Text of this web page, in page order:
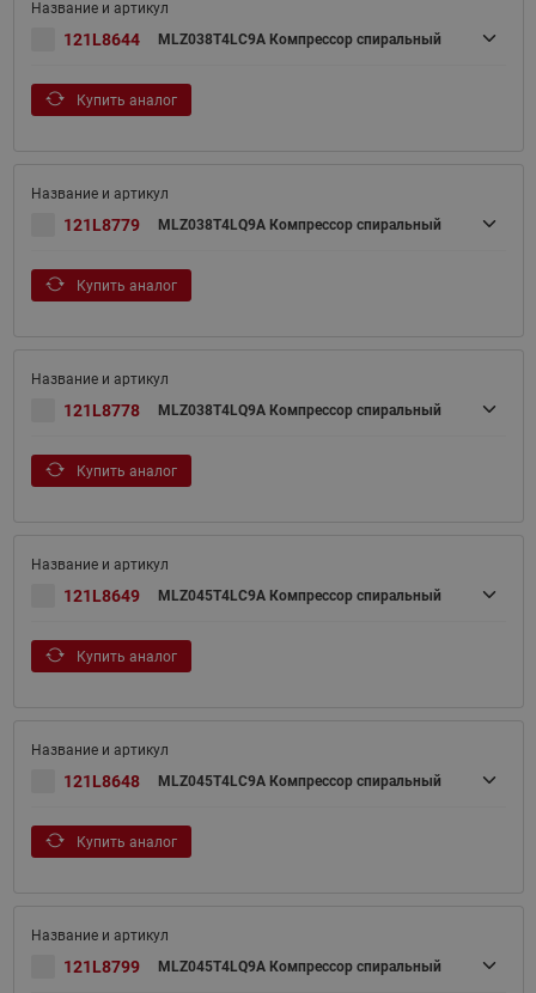
121L8644 MLZ038T4LC9A Компрессор спиральный
Купить аналог
121L8779 MLZ038T4LQ9A Компрессор спиральный
Купить аналог
121L8778 MLZ038T4LQ9A Компрессор спиральный
Купить аналог
121L8649 MLZ045T4LC9A Компрессор спиральный
Купить аналог
121L8648 MLZ045T4LC9A Компрессор спиральный
Купить аналог
121L8799 MLZ045T4LQ9A Компрессор спиральный